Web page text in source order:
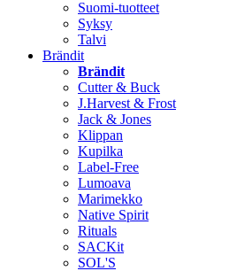
Suomi-tuotteet
Syksy
Talvi
Brändit
Brändit
Cutter & Buck
J.Harvest & Frost
Jack & Jones
Klippan
Kupilka
Label-Free
Lumoava
Marimekko
Native Spirit
Rituals
SACKit
SOL'S